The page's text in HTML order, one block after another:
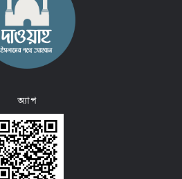
অ্যাপ